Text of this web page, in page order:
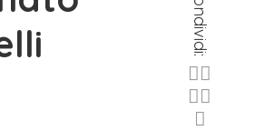
Condividi: